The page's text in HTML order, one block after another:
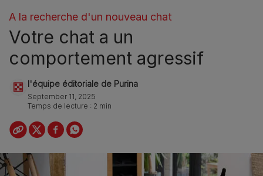
A la recherche d'un nouveau chat
Votre chat a un
comportement agressif
l'équipe éditoriale de Purina
September 11, 2025
Temps de lecture : 2 min